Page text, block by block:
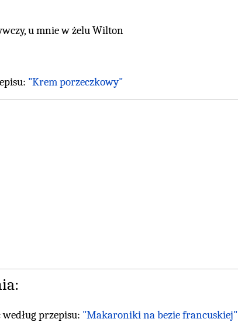
u mnie w żelu Wilton
"Krem porzeczkowy"
przepisu: "Makaroniki na bezie francuskiej"